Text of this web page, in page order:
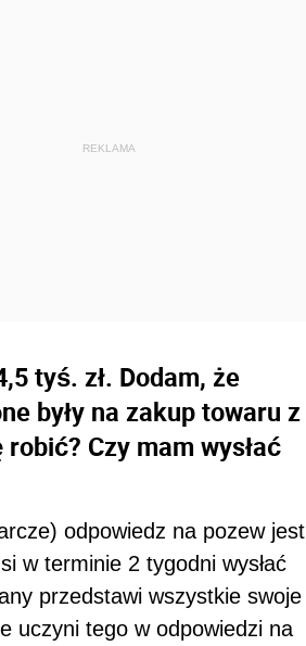
tyś. zł. Dodam, że
były na zakup towaru z
Czy mam wysłać
odpowiedz na pozew jest
w terminie 2 tygodni wysłać
przedstawi wszystkie swoje
uczyni tego w odpowiedzi na